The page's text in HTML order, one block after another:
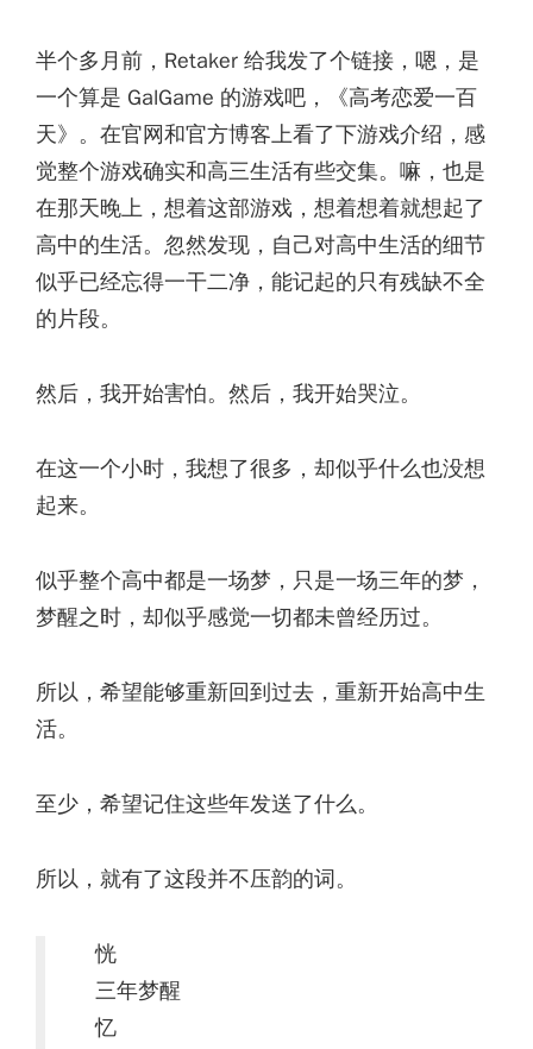
半个多月前，Retaker 给我发了个链接，嗯，是
一个算是 GalGame 的游戏吧，《高考恋爱一百
天》。在官网和官方博客上看了下游戏介绍，感
觉整个游戏确实和高三生活有些交集。嘛，也是
在那天晚上，想着这部游戏，想着想着就想起了
高中的生活。忽然发现，自己对高中生活的细节
似乎已经忘得一干二净，能记起的只有残缺不全
的片段。
然后，我开始害怕。然后，我开始哭泣。
在这一个小时，我想了很多，却似乎什么也没想
起来。
似乎整个高中都是一场梦，只是一场三年的梦，
梦醒之时，却似乎感觉一切都未曾经历过。
所以，希望能够重新回到过去，重新开始高中生
活。
至少，希望记住这些年发送了什么。
所以，就有了这段并不压韵的词。
恍
三年梦醒
忆